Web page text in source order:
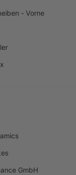
- Vorne
GmbH